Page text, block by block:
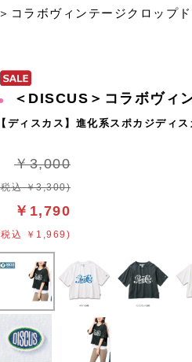
コラボヴィンテージクロップ
＜DISCUS＞コラボヴィ
【ディスカス】進化系スポカジディ
￥3,000
込 ￥3,300)
￥1,790
込 ￥1,969)